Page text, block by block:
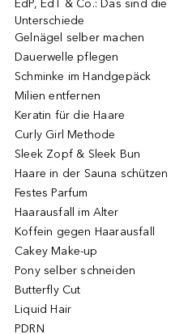
EdP, EdT & Co.: Das sind die
Unterschiede
Gelnägel selber machen
Dauerwelle pflegen
Schminke im Handgepäck
Milien entfernen
Keratin für die Haare
Curly Girl Methode
Sleek Zopf & Sleek Bun
Haare in der Sauna schützen
Festes Parfum
Haarausfall im Alter
Koffein gegen Haarausfall
Cakey Make-up
Pony selber schneiden
Butterfly Cut
Liquid Hair
PDRN